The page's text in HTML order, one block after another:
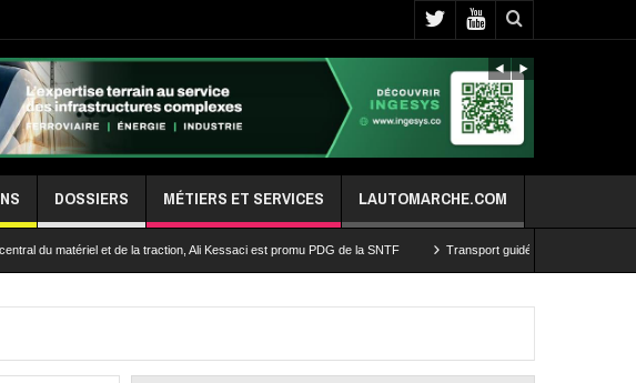
DOSSIERS MÉTIERS ET SERVICES LAUTOMARCHE.COM
et de la traction, Ali Kessaci est promu PDG de la SNTF Transport guidé de la capitale: les travaux